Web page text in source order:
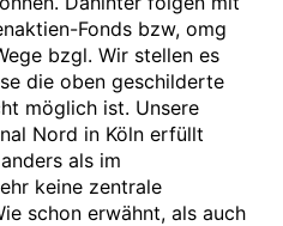
Fonds bzw, omg
bzgl. Wir stellen es
die oben geschilderte
möglich ist. Unsere
Nord in Köln erfüllt
als im
keine zentrale
schon erwähnt, als auch